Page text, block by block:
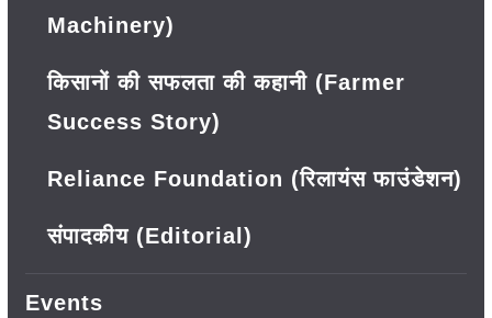
Machinery)
किसानों की सफलता की कहानी (Farmer
Success Story)
Reliance Foundation (रिलायंस फाउंडेशन)
संपादकीय (Editorial)
Events